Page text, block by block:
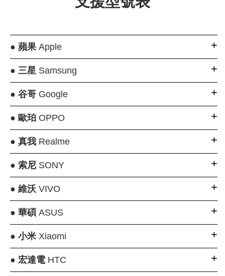
● 蘋果Apple
● 三星Samsung
● 谷哥Google
● 歐珀OPPO
● 真我Realme
● 索尼SONY
● 維沃VIVO
● 華碩 ASUS
● 小米Xiaomi
● 宏達電HTC